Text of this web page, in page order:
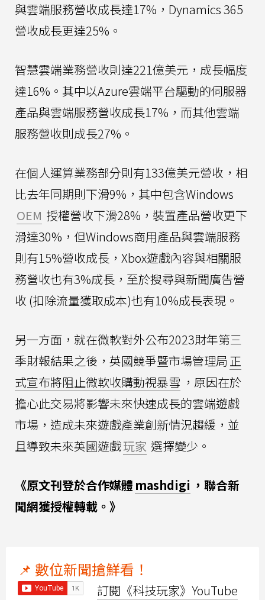
與雲端服務營收成長達17%，Dynamics 365
營收成長更達25%。
智慧雲端業務營收則達221億美元，成長幅度
達16%。其中以Azure雲端平台驅動的伺服器
產品與雲端服務營收成長17%，而其他雲端
服務營收則成長27%。
在個人運算業務部分則有133億美元營收，相
比去年同期則下滑9%，其中包含Windows
OEM 授權營收下滑28%，裝置產品營收更下
滑達30%，但Windows商用產品與雲端服務
則有15%營收成長，Xbox遊戲內容與相關服
務營收也有3%成長，至於搜尋與新聞廣告營
收 (扣除流量獲取成本)也有10%成長表現。
另一方面，就在微軟對外公布2023財年第三
季財報結果之後，英國競爭暨市場管理局 正
式宣布將阻止微軟收購動視暴雪 ，原因在於
擔心此交易將影響未來快速成長的雲端遊戲
市場，造成未來遊戲產業創新情況趨緩，並
且導致未來英國遊戲玩家 選擇變少。
《原文刊登於合作媒體 mashdigi ，聯合新
聞網獲授權轉載。》
📌 數位新聞搶鮮看！
訂閱《科技玩家》YouTube